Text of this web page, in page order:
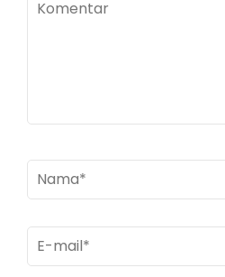
Nama*
E-
mail*